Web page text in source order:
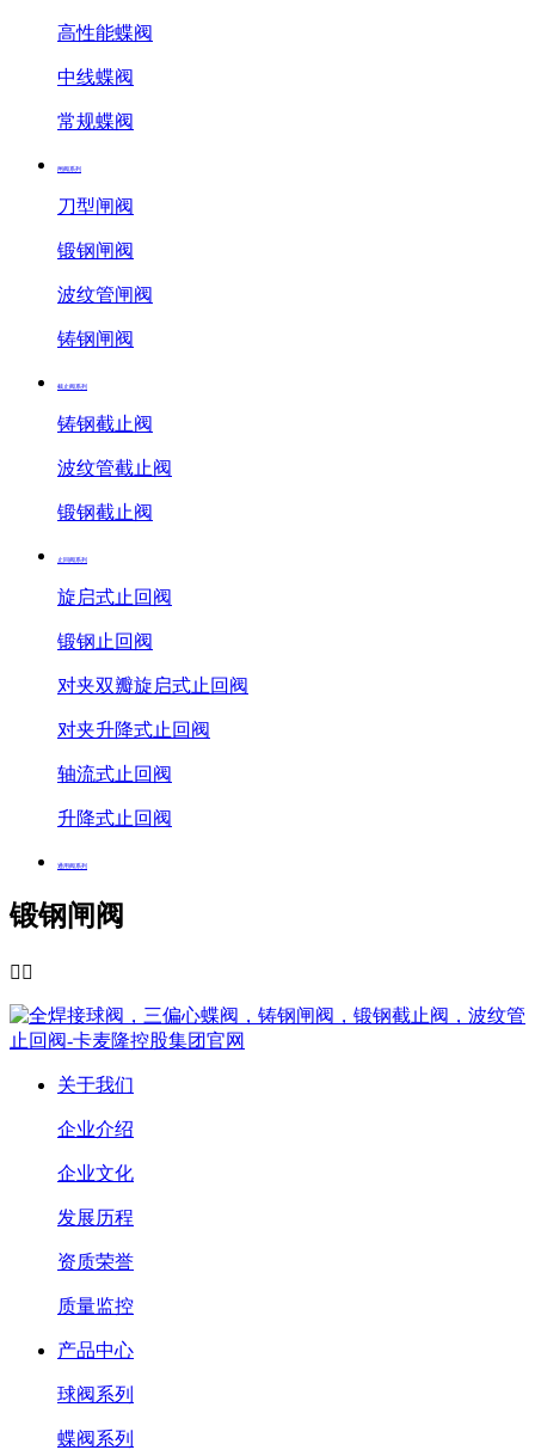
高性能蝶阀
中线蝶阀
常规蝶阀
闸阀系列
刀型闸阀
锻钢闸阀
波纹管闸阀
铸钢闸阀
截止阀系列
铸钢截止阀
波纹管截止阀
锻钢截止阀
止回阀系列
旋启式止回阀
锻钢止回阀
对夹双瓣旋启式止回阀
对夹升降式止回阀
轴流式止回阀
升降式止回阀
通用阀系列
锻钢闸阀
 
关于我们
企业介绍
企业文化
发展历程
资质荣誉
质量监控
产品中心
球阀系列
蝶阀系列